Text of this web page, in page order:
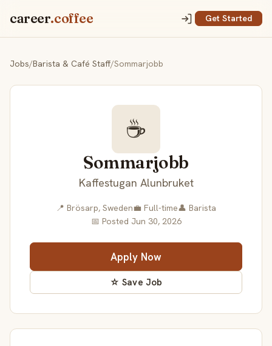
career.coffee Get Started
Jobs/Barista & Café Staff/Sommarjobb
☕
Sommarjobb
Kaffestugan Alunbruket
📍 Brösarp, Sweden💼 Full-time👤 Barista
📅 Posted Jun 30, 2026
Apply Now
☆ Save Job